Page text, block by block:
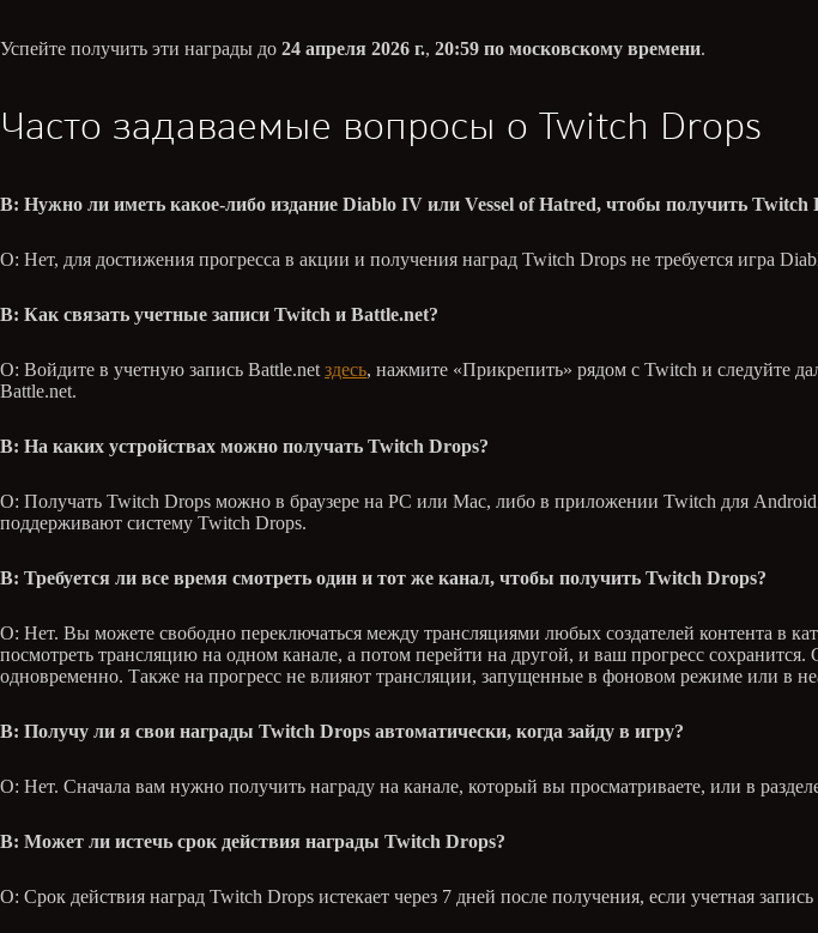
Успейте получить эти награды до 24 апреля 2026 г., 20:59 по московскому времени.
Часто задаваемые вопросы о Twitch Drops
В: Нужно ли иметь какое-либо издание Diablo IV или Vessel of Hatred, чтобы получить Twitch
О: Нет, для достижения прогресса в акции и получения наград Twitch Drops не требуется игра
В: Как связать учетные записи Twitch и Battle.net?
О: Войдите в учетную запись Battle.net здесь, нажмите «Прикрепить» рядом с Twitch и следуйте
Battle.net.
В: На каких устройствах можно получать Twitch Drops?
О: Получать Twitch Drops можно в браузере на PC или Mac, либо в приложении Twitch для
поддерживают систему Twitch Drops.
В: Требуется ли все время смотреть один и тот же канал, чтобы получить Twitch Drops?
О: Нет. Вы можете свободно переключаться между трансляциями любых создателей контента в
посмотреть трансляцию на одном канале, а потом перейти на другой, и ваш прогресс
одновременно. Также на прогресс не влияют трансляции, запущенные в фоновом режиме или в
В: Получу ли я свои награды Twitch Drops автоматически, когда зайду в игру?
О: Нет. Сначала вам нужно получить награду на канале, который вы просматриваете, или в
В: Может ли истечь срок действия награды Twitch Drops?
О: Срок действия наград Twitch Drops истекает через 7 дней после получения, если учетная